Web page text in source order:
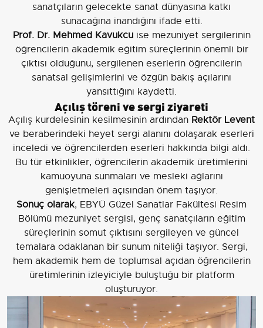
sanatçıların gelecekte sanat dünyasına katkı
sunacağına inandığını ifade etti.
Prof. Dr. Mehmed Kavukcuise mezuniyet sergilerinin
öğrencilerin akademik eğitim süreçlerinin önemli bir
çıktısı olduğunu, sergilenen eserlerin öğrencilerin
sanatsal gelişimlerini ve özgün bakış açılarını
yansıttığını kaydetti.
Açılış töreni ve sergi ziyareti
Açılış kurdelesinin kesilmesinin ardından Rektör Levent
ve beraberindeki heyet sergi alanını dolaşarak eserleri
inceledi ve öğrencilerden eserleri hakkında bilgi aldı.
Bu tür etkinlikler, öğrencilerin akademik üretimlerini
kamuoyuna sunmaları ve mesleki ağlarını
genişletmeleri açısından önem taşıyor.
Sonuç olarak, EBYÜ Güzel Sanatlar Fakültesi Resim
Bölümü mezuniyet sergisi, genç sanatçıların eğitim
süreçlerinin somut çıktısını sergileyen ve güncel
temalara odaklanan bir sunum niteliği taşıyor. Sergi,
hem akademik hem de toplumsal açıdan öğrencilerin
üretimlerinin izleyiciyle buluştuğu bir platform
oluşturuyor.